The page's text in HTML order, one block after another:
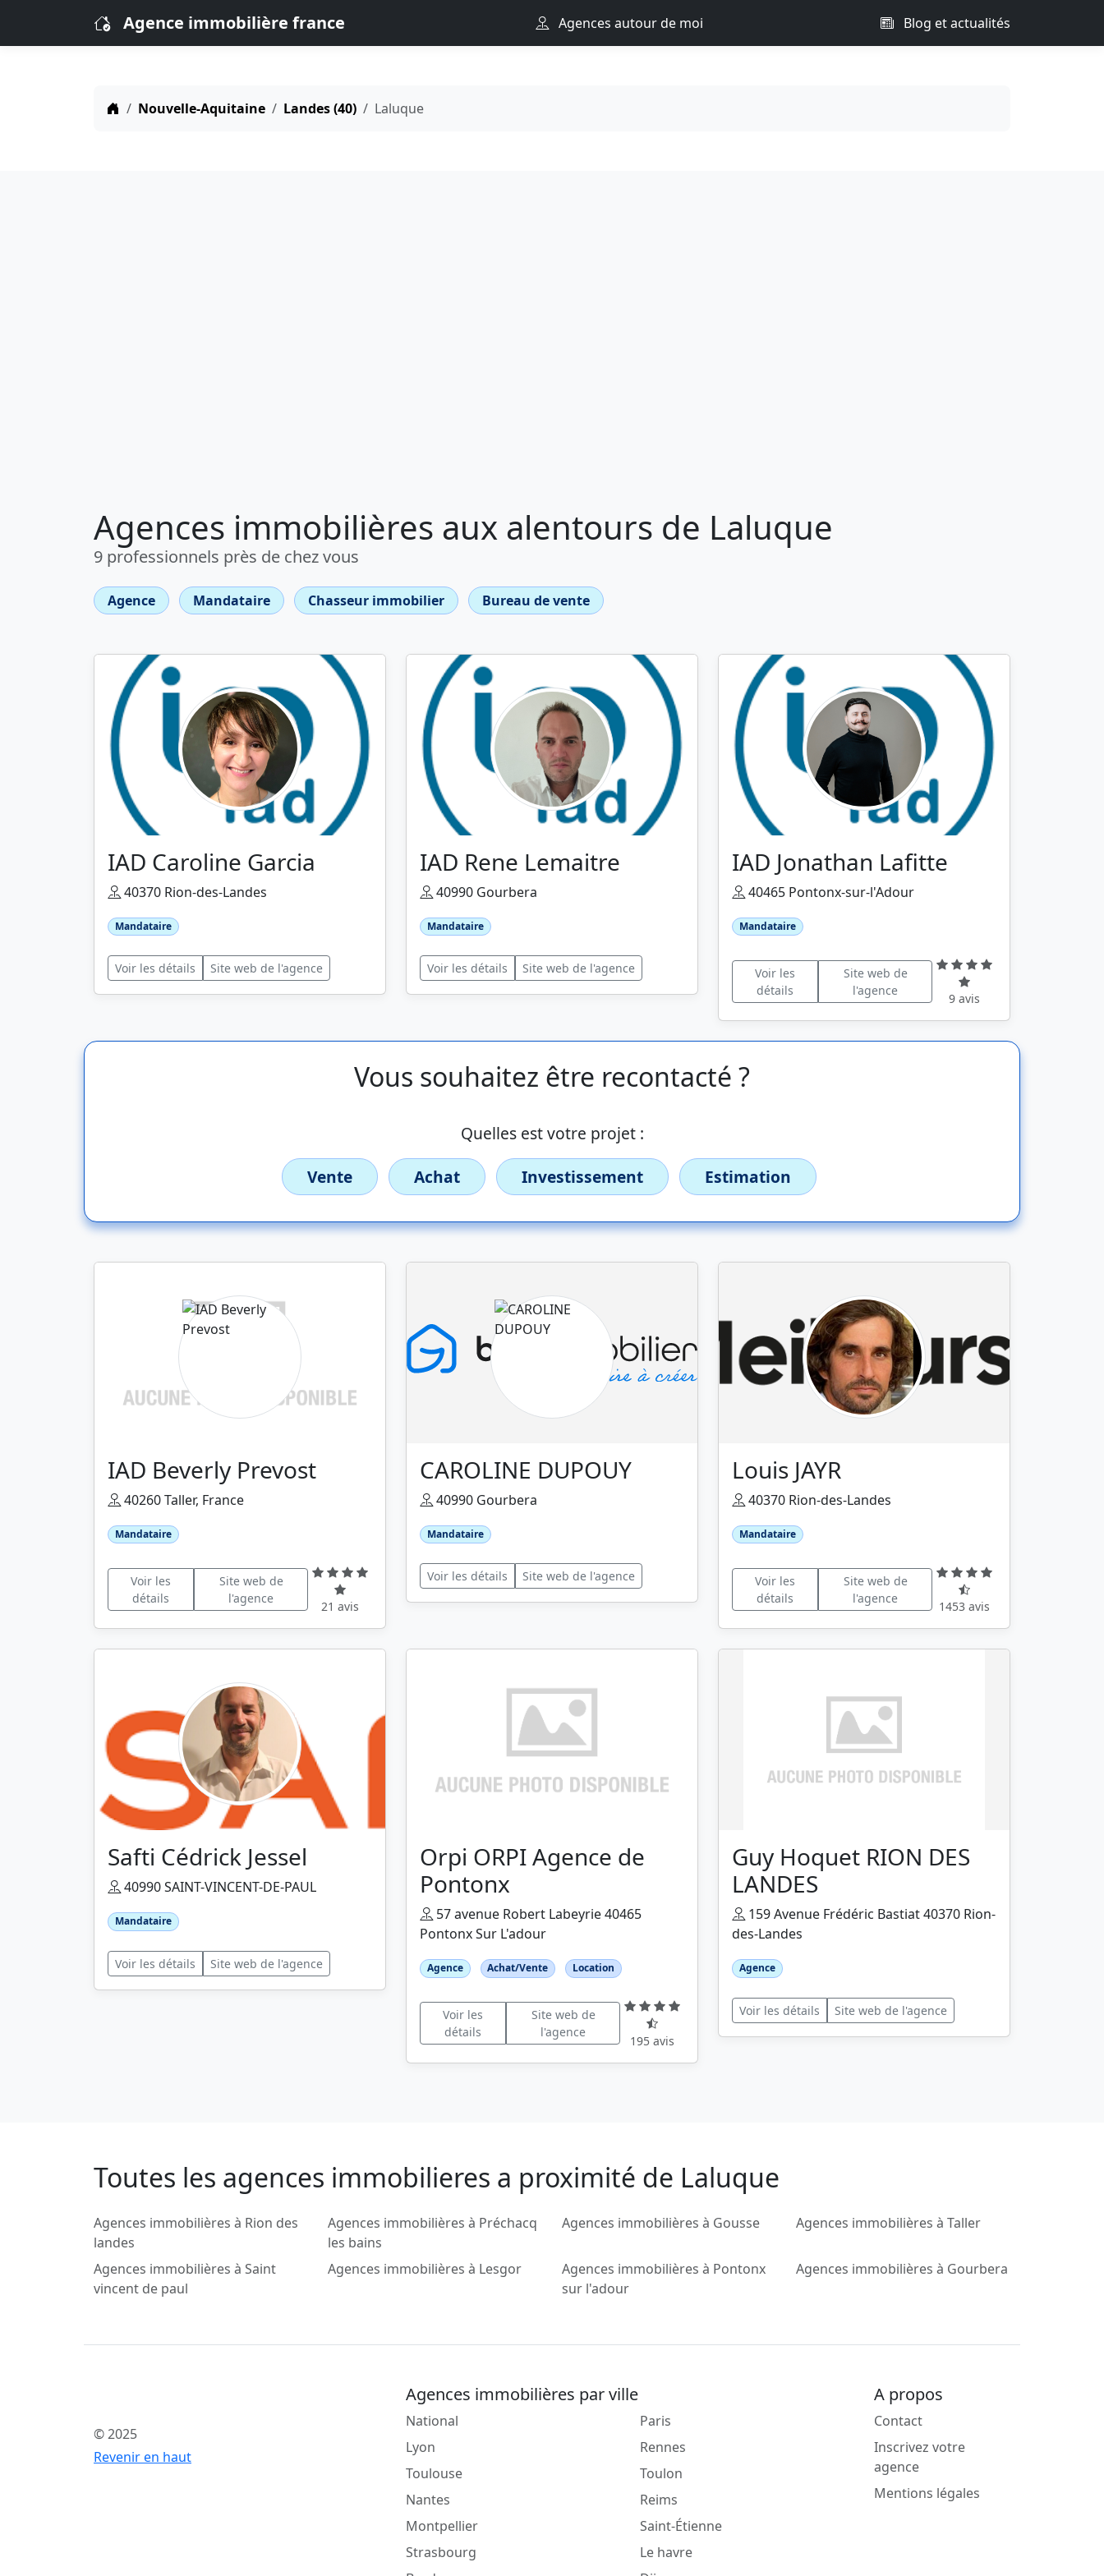
Agence immobilière france Agences autour de moi Blog et actualités
Nouvelle-Aquitaine Landes (40) Laluque
Agences immobilières aux alentours de Laluque
9 professionnels près de chez vous
Agence Mandataire Chasseur immobilier Bureau de vente
IAD Caroline Garcia
40370 Rion-des-Landes
Mandataire
Voir les détails Site web de l'agence
IAD Rene Lemaitre
40990 Gourbera
Mandataire
Voir les détails Site web de l'agence
IAD Jonathan Lafitte
40465 Pontonx-sur-l'Adour
Mandataire
Voir les
détails
Site web de
l'agence
9 avis
Vous souhaitez être recontacté ?
Quelles est votre projet :
Vente
Achat Investissement Estimation
IAD Beverly Prevost
40260 Taller, France
Mandataire
Voir les
détails
Site web de
l'agence
21 avis
CAROLINE DUPOUY
40990 Gourbera
Mandataire
Voir les détails Site web de l'agence
Louis JAYR
40370 Rion-des-Landes
Mandataire
Voir les
détails
Site web de
l'agence
1453 avis
Safti Cédrick Jessel
40990 SAINT-VINCENT-DE-PAUL
Mandataire
Voir les détails Site web de l'agence
Orpi ORPI Agence de
Pontonx
57 avenue Robert Labeyrie 40465
Pontonx Sur L'adour
Agence Achat/Vente Location
Voir les
détails
Site web de
l'agence
195 avis
Guy Hoquet RION DES
LANDES
159 Avenue Frédéric Bastiat 40370 Rion-
des-Landes
Agence
Voir les détails Site web de l'agence
Toutes les agences immobilieres a proximité de Laluque
Agences immobilières à Rion des
landes
Agences immobilières à Préchacq
les bains
Agences immobilières à Gousse Agences immobilières à Taller
Agences immobilières à Saint
vincent de paul
Agences immobilières à Lesgor
Agences immobilières à Pontonx
sur l'adour
Agences immobilières à Gourbera
© 2025
Revenir en haut
Agences immobilières par ville
National
Lyon
Toulouse
Nantes
Montpellier
Strasbourg
Paris
Rennes
Toulon
Reims
Saint-Étienne
Le havre
A propos
Contact
Inscrivez votre
agence
Mentions légales